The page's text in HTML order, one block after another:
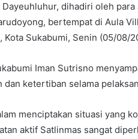
dihadiri oleh
bertempat di Aula
Kota Sukabumi, Senin (05/08/
Iman Sutrisno
ketertiban selama
menciptakan situasi yang
aktif Satlinmas sangat